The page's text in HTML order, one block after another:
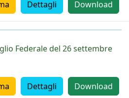
Download
Dettagli
Federale del 26 settembre
Download
Dettagli